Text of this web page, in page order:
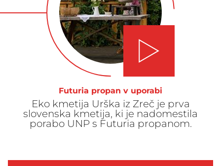
Play video
Futuria propan v uporabi
Eko kmetija Urška iz Zreč je prva
slovenska kmetija, ki je nadomestila
porabo UNP s Futuria propanom.